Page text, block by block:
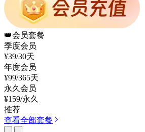
👑会员套餐
季度会员
¥39/30天
年度会员
¥99/365天
永久会员
¥159/永久
推荐
查看全部套餐